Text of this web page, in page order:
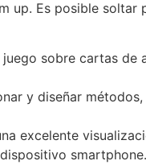
up. Es posible
sobre cartas
y diseñar
excelente
smartphone.